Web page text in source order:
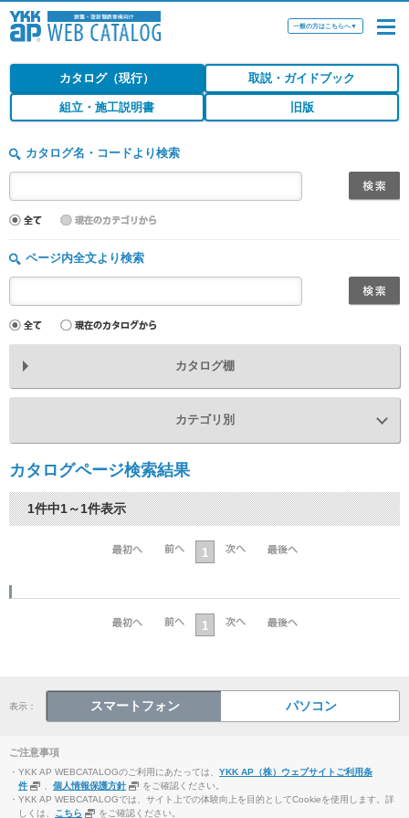
一般の方はこちらへ▼
カタログ（現行） 取説・ガイドブック
組立・施工説明書 旧版
カタログ名・コードより検索
ページ内全文より検索
カタログ棚
カテゴリ別
カタログページ検索結果
1件中1～1件表示
1
1
表示： スマートフォン パソコン
ご注意事項
・YKK AP WEBCATALOGのご利用にあたっては、 YKK AP（株）ウェブサイトご利用条
件
個人情報保護方針
をご確認ください。
・YKK AP WEBCATALOGでは、サイト上での体験向上を目的としてCookieを使用します。詳
しくは、 こちら をご確認ください。